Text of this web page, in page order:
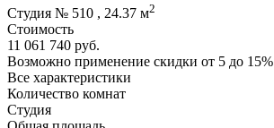
Студия № 510 , 24.37 м2
Стоимость
11 061 740 руб.
Возможно применение скидки от 5 до 15%
Все характеристики
Количество комнат
Студия